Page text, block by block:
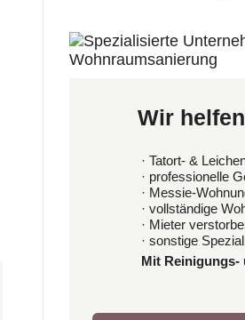
Wir
· Tatort- &
· professionelle
· Messie-
· vollständige
· Mieter
· sonstige
Mit Reinigungs-